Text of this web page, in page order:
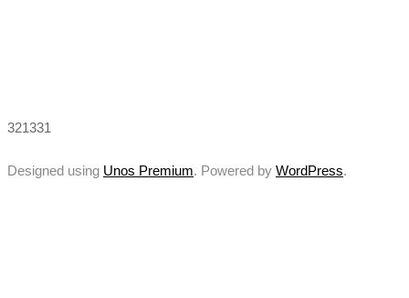
321331
Designed using Unos Premium. Powered by WordPress.